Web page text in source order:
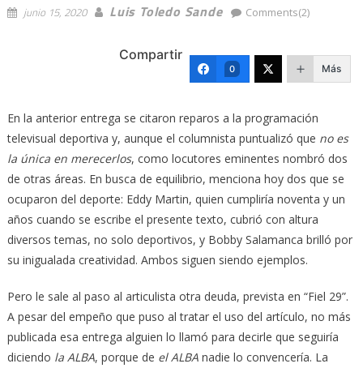
junio 15, 2020 Luis Toledo Sande Comments(2)
Compartir
0 Más
En la anterior entrega se citaron reparos a la programación
televisual deportiva y, aunque el columnista puntualizó que no es
la única en merecerlos, como locutores eminentes nombró dos
de otras áreas. En busca de equilibrio, menciona hoy dos que se
ocuparon del deporte: Eddy Martin, quien cumpliría noventa y un
años cuando se escribe el presente texto, cubrió con altura
diversos temas, no solo deportivos, y Bobby Salamanca brilló por
su inigualada creatividad. Ambos siguen siendo ejemplos.
Pero le sale al paso al articulista otra deuda, prevista en “Fiel 29”.
A pesar del empeño que puso al tratar el uso del artículo, no más
publicada esa entrega alguien lo llamó para decirle que seguiría
diciendo la ALBA, porque de el ALBA nadie lo convencería. La